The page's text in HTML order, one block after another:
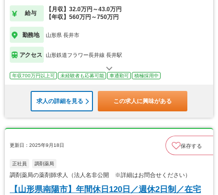
め
給与
【月収】32.0万円～43.0万円
【年収】560万円～750万円
勤務地 山形県 長井市
アクセス 山形鉄道フラワー長井線 長井駅
年収700万円以上可 未経験者も応募可能 車通勤可 積極採用中
求人の詳細を見る この求人に興味がある
更新日：2025年9月18日 保存する
正社員 調剤薬局
調剤薬局の薬剤師求人（法人名非公開 ※詳細はお問合せください）
【山形県南陽市】年間休日120日／週休2日制／在宅